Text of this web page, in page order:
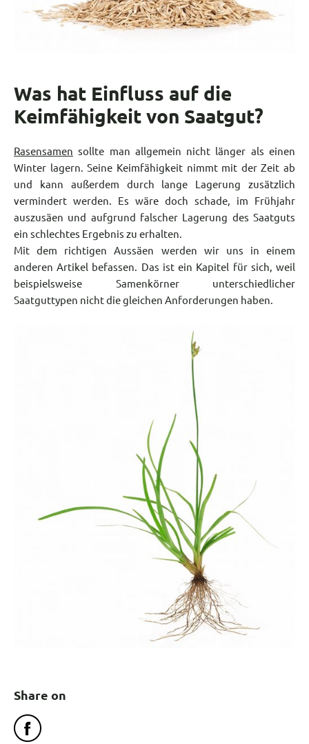
Was hat Einfluss auf die
Keimfähigkeit von Saatgut?
Rasensamen sollte man allgemein nicht länger als einen
Winter lagern. Seine Keimfähigkeit nimmt mit der Zeit ab
und kann außerdem durch lange Lagerung zusätzlich
vermindert werden. Es wäre doch schade, im Frühjahr
auszusäen und aufgrund falscher Lagerung des Saatguts
ein schlechtes Ergebnis zu erhalten.
Mit dem richtigen Aussäen werden wir uns in einem
anderen Artikel befassen. Das ist ein Kapitel für sich, weil
beispielsweise Samenkörner unterschiedlicher
Saatguttypen nicht die gleichen Anforderungen haben.
Share on